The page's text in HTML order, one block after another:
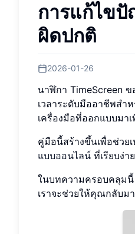
การแก้ไขปั
ผิดปกติ
2026-01-26
นาฬิกา TimeScreen
เวลาระดับมืออาชีพสำ
เครื่องมือที่ออกแบบมา
คู่มือนี้สร้างขึ้นเพื่อช่วย
แบบออนไลน์ ที่เรียบง่
ในบทความครอบคลุมนี้
เราจะช่วยให้คุณกลับม